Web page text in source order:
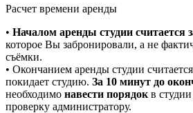
Расчет времени аренды
• Началом аренды студии считается
которое Вы забронировали, а не
съёмки.
• Окончанием аренды студии
покидает студию. За 10 минут до
необходимо навести порядок в
проверку администратору.